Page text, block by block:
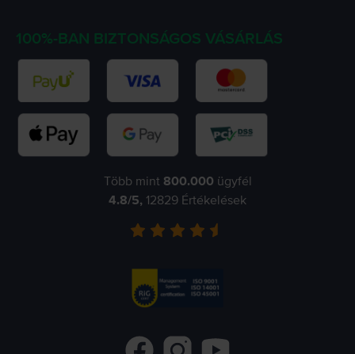
100%-BAN BIZTONSÁGOS VÁSÁRLÁS
Több mint 800.000 ügyfél
4.8/5, 12829 Értékelések